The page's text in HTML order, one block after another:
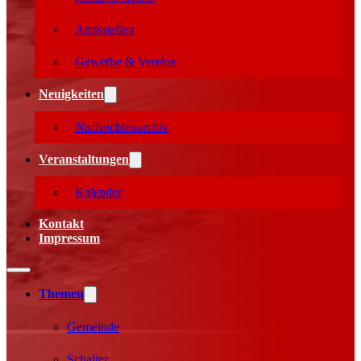
Amtsstellen
Gewerbe & Vereine
Neuigkeiten
Nachrichtenarchiv
Veranstaltungen
Kalender
Kontakt
Impressum
Themen
Gemeinde